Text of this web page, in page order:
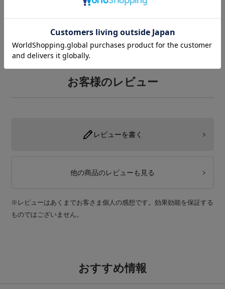
お客様のレビュー
レビューを書く
他の商品のレビューも見る
※レビューはあくまでお客さま個人の感想です。効果効能を保証する
ものではございません。
おすすめ情報